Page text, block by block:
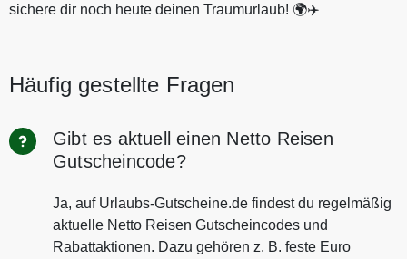
sichere dir noch heute deinen Traumurlaub! 🌍✈️
Häufig gestellte Fragen
Gibt es aktuell einen Netto Reisen
Gutscheincode?
Ja, auf Urlaubs-Gutscheine.de findest du regelmäßig
aktuelle Netto Reisen Gutscheincodes und
Rabattaktionen. Dazu gehören z. B. feste Euro